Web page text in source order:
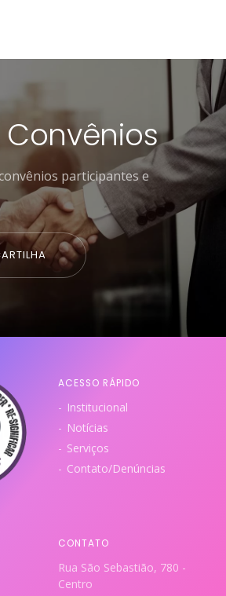
Convênios
participantes e
ACESSO RÁPIDO
Institucional
Notícias
Serviços
Contato/Denúncias
CONTATO
Rua São Sebastião, 780 -
Centro